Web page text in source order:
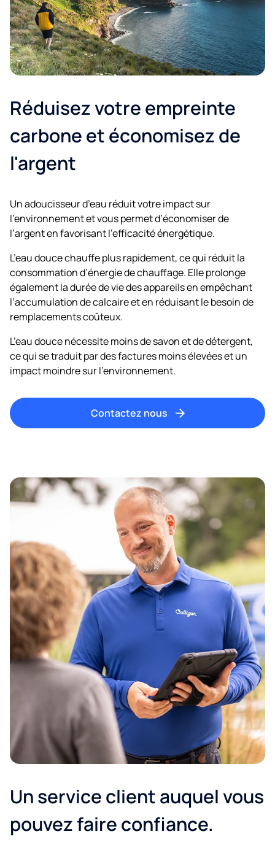
Réduisez votre empreinte
carbone et économisez de
l'argent
Un adoucisseur d’eau réduit votre impact sur
l’environnement et vous permet d’économiser de
l’argent en favorisant l’efficacité énergétique.
L’eau douce chauffe plus rapidement, ce qui réduit la
consommation d’énergie de chauffage. Elle prolonge
également la durée de vie des appareils en empêchant
l’accumulation de calcaire et en réduisant le besoin de
remplacements coûteux.
L’eau douce nécessite moins de savon et de détergent,
ce qui se traduit par des factures moins élevées et un
impact moindre sur l’environnement.
Contactez nous
Un service client auquel vous
pouvez faire confiance.